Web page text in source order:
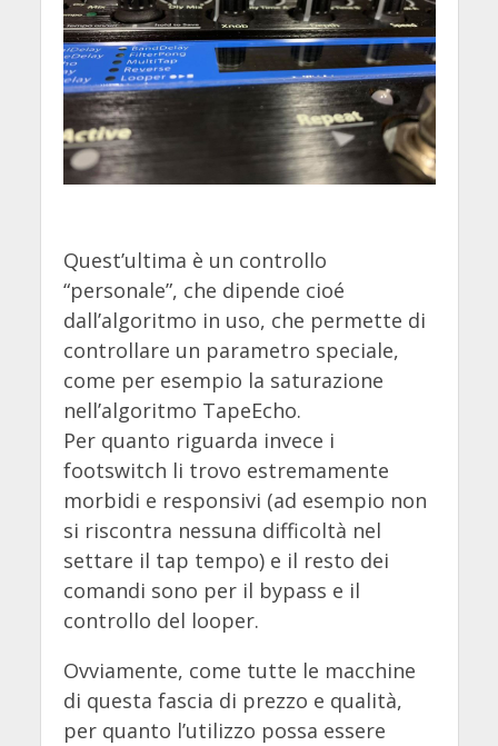
Quest’ultima è un controllo
“personale”, che dipende cioé
dall’algoritmo in uso, che permette di
controllare un parametro speciale,
come per esempio la saturazione
nell’algoritmo TapeEcho.
Per quanto riguarda invece i
footswitch li trovo estremamente
morbidi e responsivi (ad esempio non
si riscontra nessuna difficoltà nel
settare il tap tempo) e il resto dei
comandi sono per il bypass e il
controllo del looper.
Ovviamente, come tutte le macchine
di questa fascia di prezzo e qualità,
per quanto l’utilizzo possa essere